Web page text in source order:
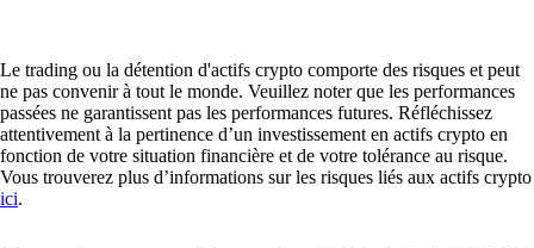
Le trading ou la détention d'actifs crypto comporte des risques et peut
ne pas convenir à tout le monde. Veuillez noter que les performances
passées ne garantissent pas les performances futures. Réfléchissez
attentivement à la pertinence d’un investissement en actifs crypto en
fonction de votre situation financière et de votre tolérance au risque.
Vous trouverez plus d’informations sur les risques liés aux actifs crypto
ici.